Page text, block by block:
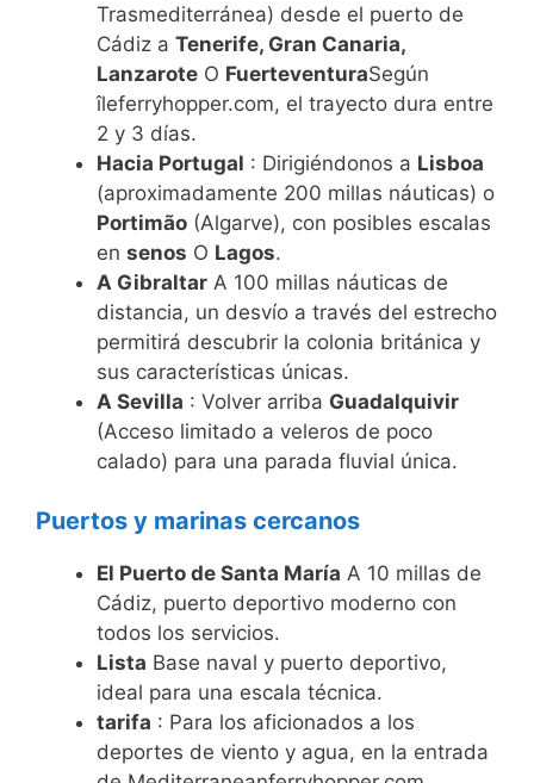
Trasmediterránea) desde el puerto de
Cádiz a Tenerife, Gran Canaria,
Lanzarote O FuerteventuraSegún
îleferryhopper.com, el trayecto dura entre
2 y 3 días.
Hacia Portugal : Dirigiéndonos a Lisboa
(aproximadamente 200 millas náuticas) o
Portimão (Algarve), con posibles escalas
en senos O Lagos.
A Gibraltar A 100 millas náuticas de
distancia, un desvío a través del estrecho
permitirá descubrir la colonia británica y
sus características únicas.
A Sevilla : Volver arriba Guadalquivir
(Acceso limitado a veleros de poco
calado) para una parada fluvial única.
Puertos y marinas cercanos
El Puerto de Santa María A 10 millas de
Cádiz, puerto deportivo moderno con
todos los servicios.
Lista Base naval y puerto deportivo,
ideal para una escala técnica.
tarifa : Para los aficionados a los
deportes de viento y agua, en la entrada